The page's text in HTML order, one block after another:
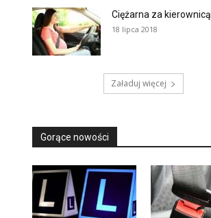
Ciężarna za kierownicą
18 lipca 2018
Załaduj więcej
Gorące nowości